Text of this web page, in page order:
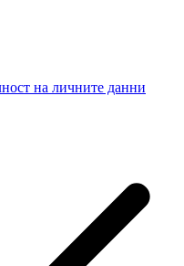
на личните данни